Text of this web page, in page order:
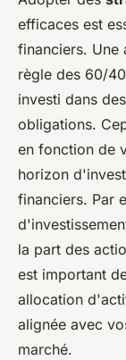
efficaces est
financiers. Une
règle des 60/
investi dans
obligations.
en fonction de
horizon
financiers. Par
la part des
est important
allocation
alignée avec
marché.